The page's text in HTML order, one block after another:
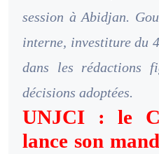
session à Abidjan.
interne, investiture du
dans les rédactions
décisions adoptées.
UNJCI : le
lance son